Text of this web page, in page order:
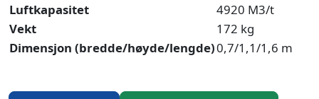
Luftkapasitet
4920 M3/t
Vekt
172 kg
Dimensjon (bredde/høyde/lengde)0,7/1,1/1,6 m